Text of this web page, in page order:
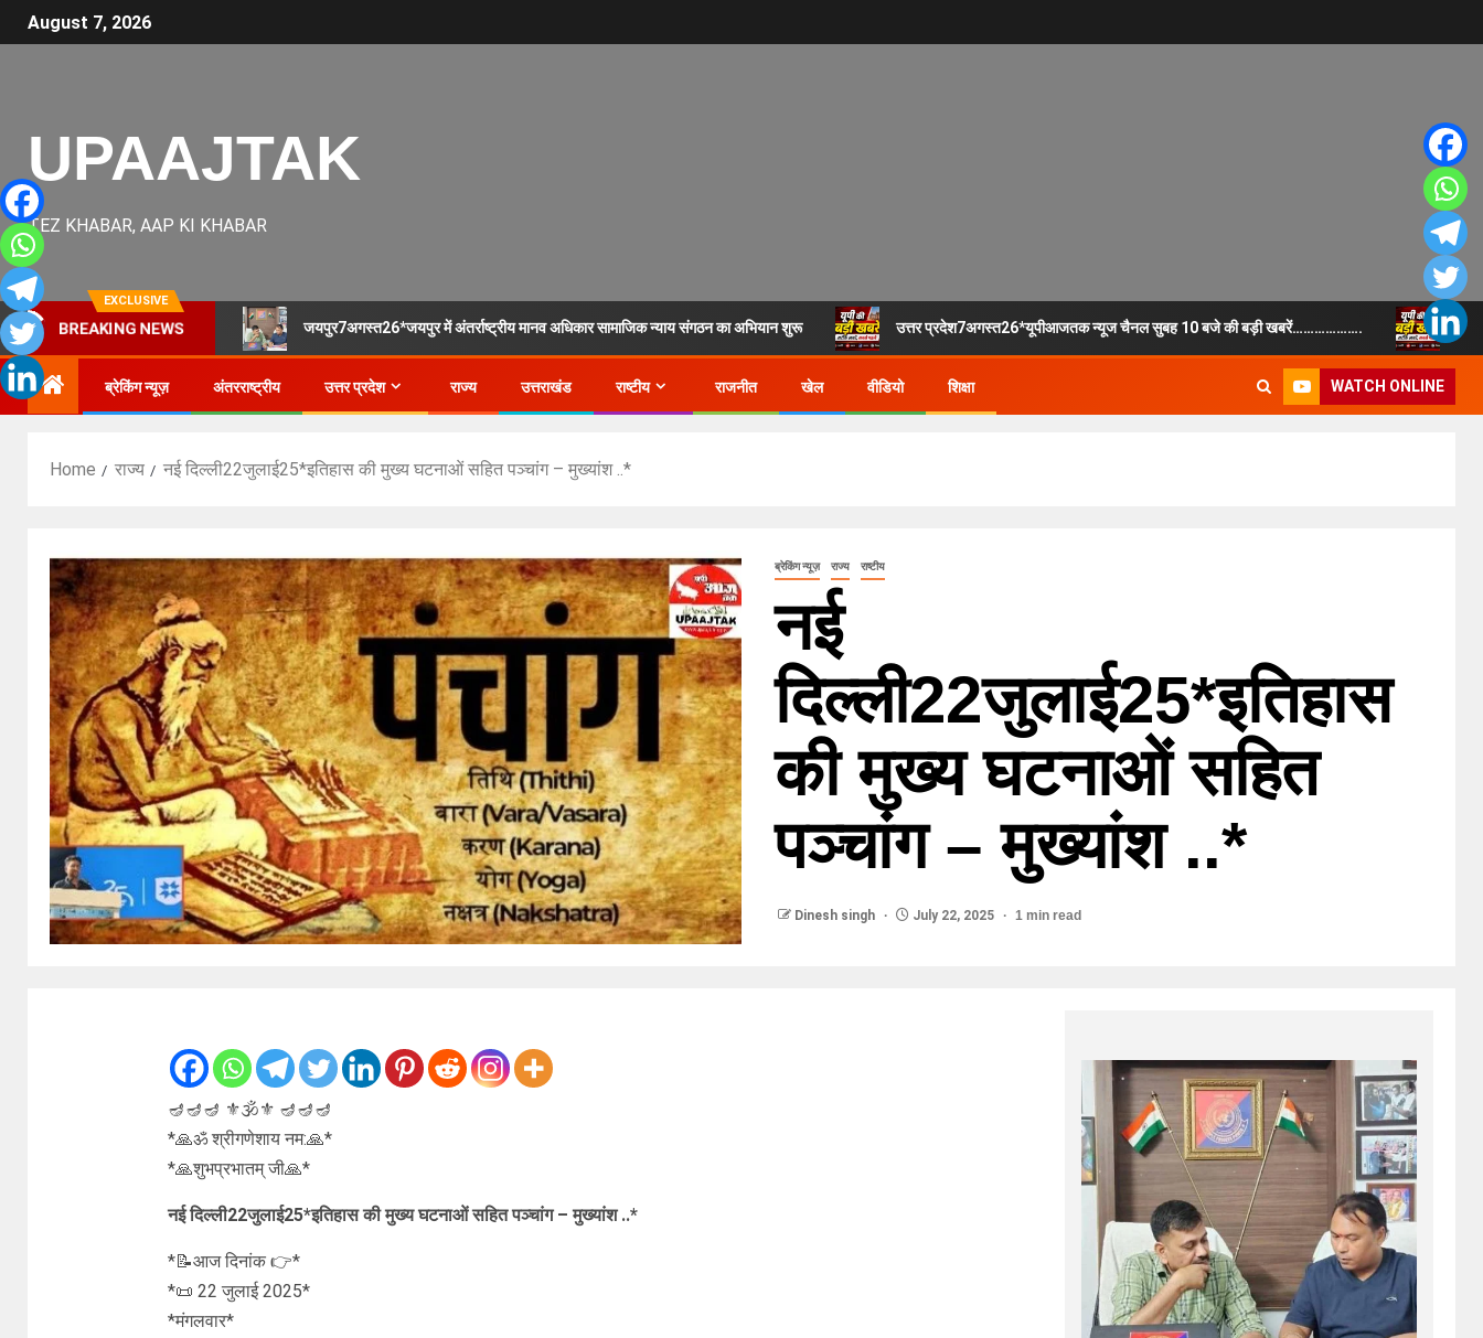
August 7, 2026
UPAAJTAK
TEZ KHABAR, AAP KI KHABAR
EXCLUSIVE
BREAKING NEWS जयपुर7अगस्त26*जयपुर में अंतर्राष्ट्रीय मानव अधिकार सामाजिक न्याय संगठन का अभियान शुरू उत्तर प्रदेश7अगस्त26*यूपीआजतक न्यूज चैनल सुबह 10 बजे की बड़ी खबरें……………….
ब्रेकिंग न्यूज़ अंतरराष्ट्रीय उत्तर प्रदेश राज्य उत्तराखंड राष्टीय राजनीत खेल वीडियो शिक्षा WATCH ONLINE
Home राज्य नई दिल्ली22जुलाई25*इतिहास की मुख्य घटनाओं सहित पञ्चांग – मुख्यांश ..*
ब्रेकिंग न्यूज़ राज्य राष्टीय
नई
दिल्ली22जुलाई25*इतिहास
की मुख्य घटनाओं सहित
पञ्चांग – मुख्यांश ..*
Dinesh singh July 22, 2025 1 min read
🪔🪔🪔 ⚜🕉⚜ 🪔🪔🪔
*🙏ॐ श्रीगणेशाय नम:🙏*
*🙏शुभप्रभातम् जी🙏*
नई दिल्ली22जुलाई25*इतिहास की मुख्य घटनाओं सहित पञ्चांग – मुख्यांश ..*
*📝आज दिनांक 👉*
*📜 22 जुलाई 2025*
*मंगलवार*